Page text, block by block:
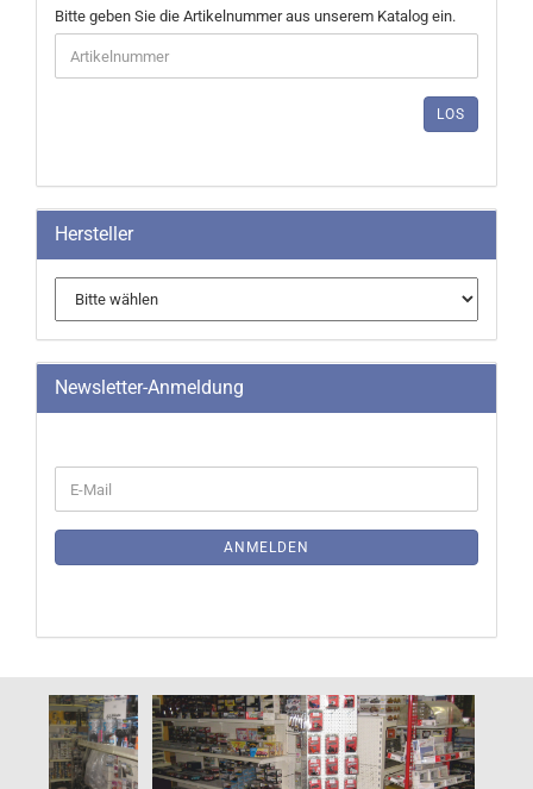
BITTE
GEBEN
SIE
DIE
EIN.
Bitte geben Sie die Artikelnummer aus unserem Katalog ein.
LOS
Hersteller
Newsletter-Anmeldung
ZUR
E-
Mail
ANMELDEN